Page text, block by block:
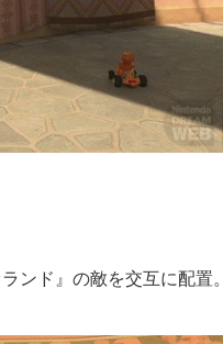
ンド』の敵を交互に配置。